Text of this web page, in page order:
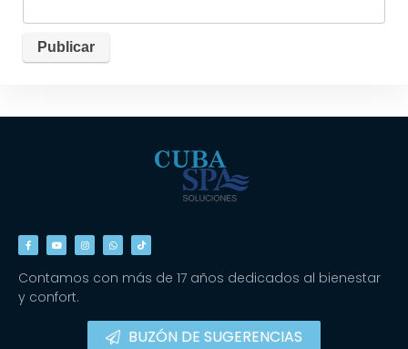
Contamos con más de 17 años dedicados al bienestar
y confort.
BUZÓN DE SUGERENCIAS